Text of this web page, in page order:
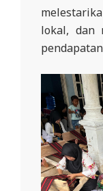
lokal, dan